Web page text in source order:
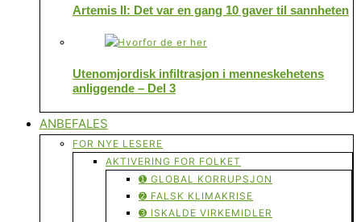
Artemis II: Det var en gang 10 gaver til sannheten
Utenomjordisk infiltrasjon i menneskehetens
anliggende – Del 3
ANBEFALES
FOR NYE LESERE
AKTIVERING FOR FOLKET
➊ GLOBAL KORRUPSJON
➋ FALSK KLIMAKRISE
➌ ISKALDE VIRKEMIDLER